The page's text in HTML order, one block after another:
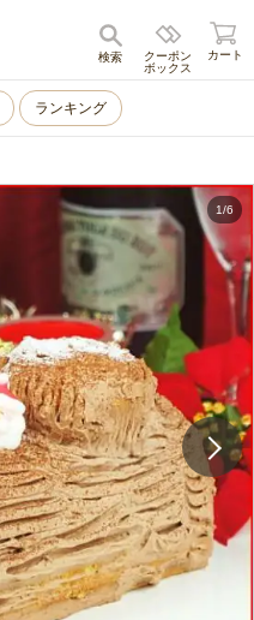
キャンセル
クーポン
ボックス
検索 カート
ランキング
1/6